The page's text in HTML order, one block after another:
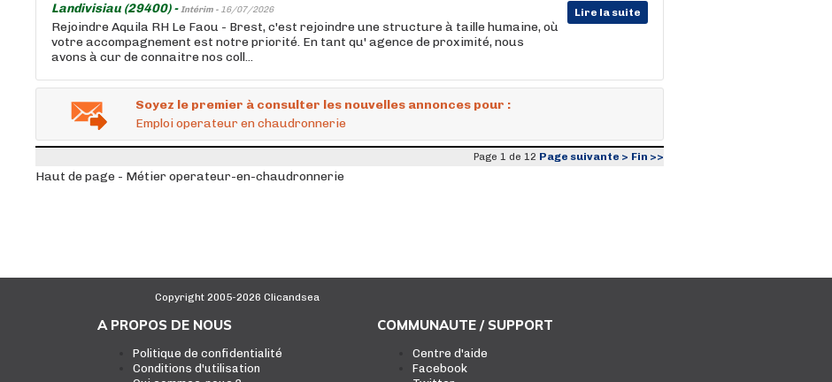
Landivisiau (29400) -Intérim - 16/07/2026 Lire la suite
Rejoindre Aquila RH Le Faou - Brest, c'est rejoindre une structure à taille humaine, où
votre accompagnement est notre priorité. En tant qu' agence de proximité, nous
avons à cur de connaitre nos coll...
Soyez le premier à consulter les nouvelles annonces pour :
Emploi operateur en chaudronnerie
Page 1 de 12 Page suivante > Fin >>
Haut de page - Métier operateur-en-chaudronnerie
Copyright 2005-2026 Clicandsea
A PROPOS DE NOUS
Politique de confidentialité
Conditions d'utilisation
COMMUNAUTE / SUPPORT
Centre d'aide
Facebook